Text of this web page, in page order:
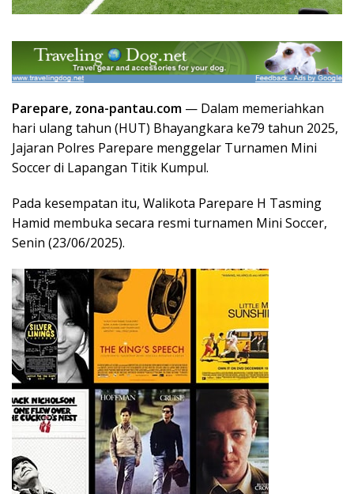
Parepare, zona-pantau.com — Dalam memeriahkan
hari ulang tahun (HUT) Bhayangkara ke79 tahun 2025,
Jajaran Polres Parepare menggelar Turnamen Mini
Soccer di Lapangan Titik Kumpul.
Pada kesempatan itu, Walikota Parepare H Tasming
Hamid membuka secara resmi turnamen Mini Soccer,
Senin (23/06/2025).